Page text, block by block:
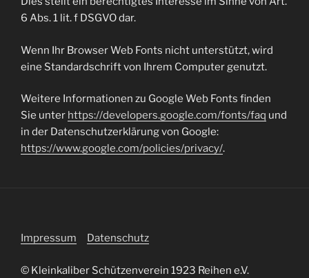
6 Abs. 1 lit. f DSGVO dar.
Wenn Ihr Browser Web Fonts nicht unterstützt, wird
eine Standardschrift von Ihrem Computer genutzt.
Weitere Informationen zu Google Web Fonts finden
Sie unter https://developers.google.com/fonts/faq und
in der Datenschutzerklärung von Google:
https://www.google.com/policies/privacy/.
Impressum Datenschutz
© Kleinkaliber Schützenverein 1923 Reihen e.V.